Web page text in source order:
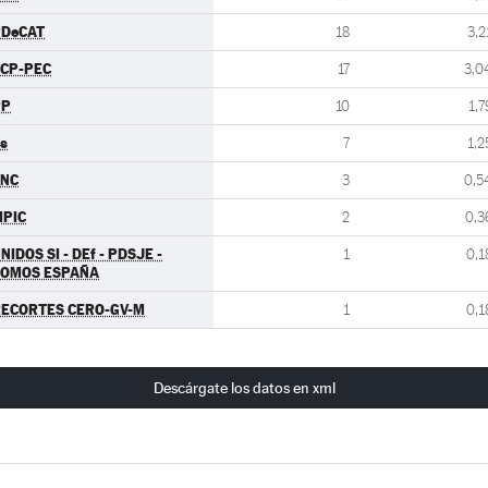
18
PEC 17
10
7
3
2
SI - DEf - PDSJE -
ESPAÑA
1
CERO-GV-M 1
Descárgate los datos en xml